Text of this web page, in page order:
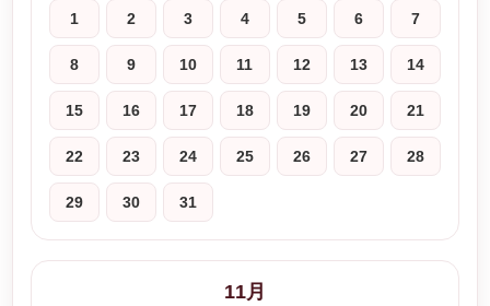
1 2 3 4 5 6 7
8 9 10 11 12 13 14
15 16 17 18 19 20 21
22 23 24 25 26 27 28
29 30 31
11月